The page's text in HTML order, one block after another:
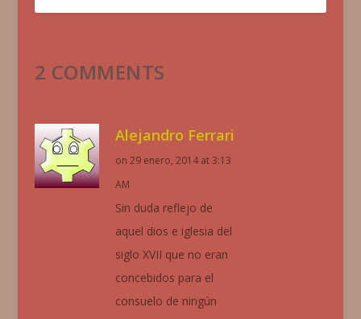
2 COMMENTS
Alejandro Ferrari
on 29 enero, 2014 at 3:13
AM
Sin duda reflejo de
aquel dios e iglesia del
siglo XVII que no eran
concebidos para el
consuelo de ningún